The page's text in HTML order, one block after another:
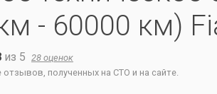
- 60000 км)
из 5 28 оценок
отзывов, полученных на СТО и на сайте.